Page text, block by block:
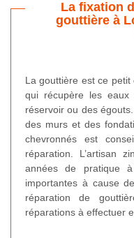
La fixation
gouttière à
La gouttière est ce
qui récupère les
réservoir ou des
des murs et des
chevronnés est
réparation. L’artisan
années de pratique
importantes à cause
réparation de
réparations à effectuer